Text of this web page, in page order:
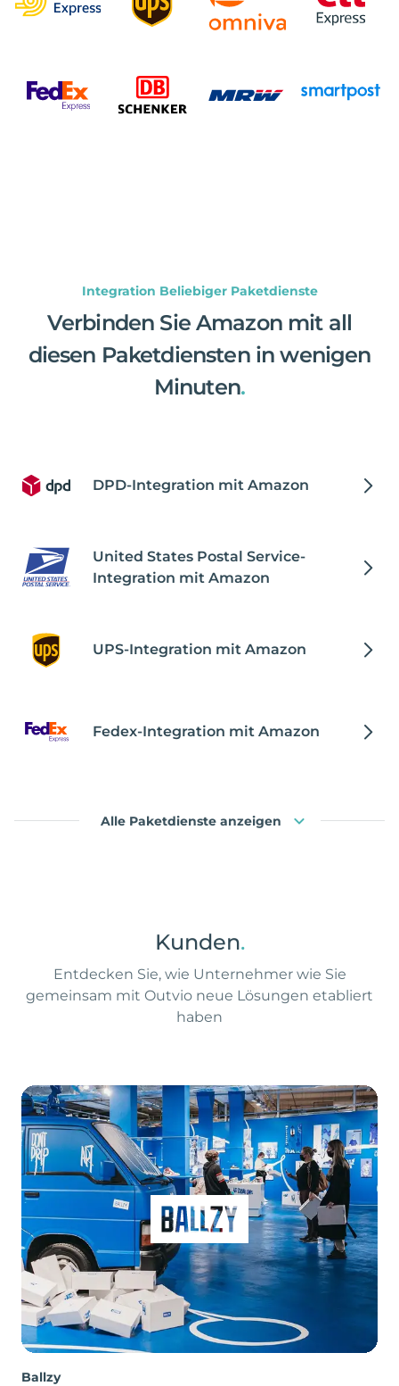
Integration Beliebiger Paketdienste
Verbinden Sie Amazon mit all
diesen Paketdiensten in wenigen
Minuten.
DPD-Integration mit Amazon
United States Postal Service-
Integration mit Amazon
UPS-Integration mit Amazon
Fedex-Integration mit Amazon
Alle Paketdienste anzeigen
Kunden.
Entdecken Sie, wie Unternehmer wie Sie
gemeinsam mit Outvio neue Lösungen etabliert
haben
Ballzy